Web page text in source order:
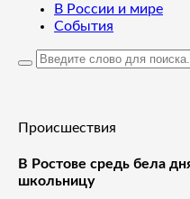
В России и мире
События
Происшествия
В Ростове средь бела
школьницу